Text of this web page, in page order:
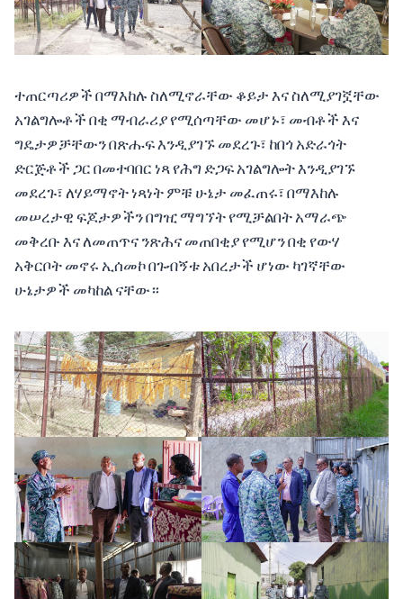
ተጠርጣሪዎች በማእከሉ ስለሚኖራቸው ቆይታ እና ስለሚያገኟቸው
አገልግሎቶች በቂ ማብራሪያ የሚሰጣቸው መሆኑ፣ መብቶች እና
ግዴታዎቻቸውን በጽሑፍ እንዲያገኙ መደረጉ፣ ከበጎ አድራጎት
ድርጅቶች ጋር በመተባበር ነጻ የሕግ ድጋፍ አገልግሎት እንዲያገኙ
መደረጉ፣ ለሃይማኖት ነጻነት ምቹ ሁኔታ መፈጠሩ፣ በማእከሉ
መሠረታዊ ፍጆታዎችን በግዢ ማግኘት የሚቻልበት አማራጭ
መቅረቡ እና ለመጠጥና ንጽሕና መጠበቂያ የሚሆን በቂ የውሃ
አቅርቦት መኖሩ ኢሰመኮ በጉብኝቱ አበረታች ሆነው ካገኛቸው
ሁኔታዎች መካከል ናቸው።